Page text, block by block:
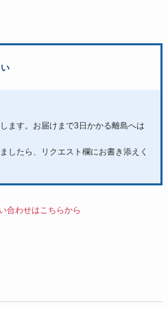
ます。お届けまで3日かかる離島へは
したら、リクエスト欄にお書き添えく
合わせはこちらから